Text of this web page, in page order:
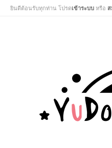
ยินดีต้อนรับทุกท่าน โปรดเข้าระบบ หรือ